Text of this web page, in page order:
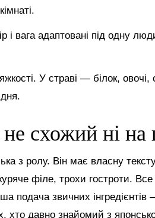
і вага адаптовані під одну
У страві — білок,
схожий ні
з ролу. Він має власну
філе, трохи гостроти.
подача звичних
хто давно знайомий з